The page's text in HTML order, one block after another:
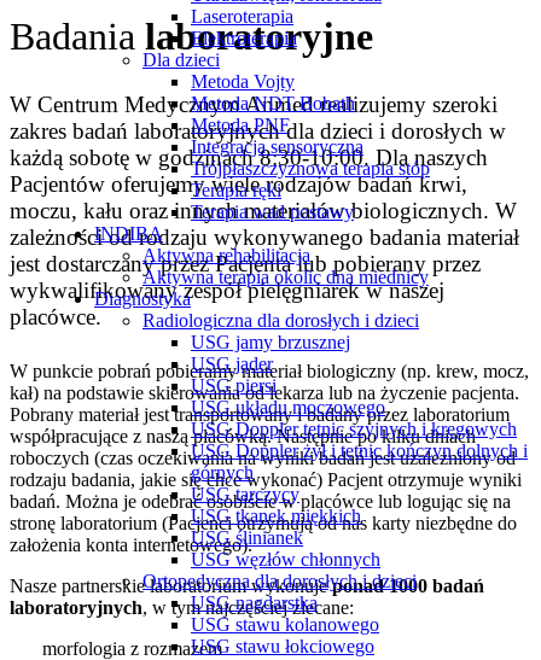
Laseroterapia
Elektroterapia
Dla dzieci
Metoda Vojty
Metoda NDT Bobath
Metoda PNF
Integracja sensoryczna
Trójpłaszczyznowa terapia stóp
Terapia ręki
Terapia wad postawy
INDIBA
Aktywna rehabilitacja
Aktywna terapia okolic dna miednicy
Diagnostyka
Radiologiczna dla dorosłych i dzieci
USG jamy brzusznej
USG jąder
USG piersi
USG układu moczowego
USG Doppler tętnic szyjnych i kręgowych
USG Doppler żył i tętnic kończyn dolnych i
górnych
USG tarczycy
USG tkanek miękkich
USG ślinianek
USG węzłów chłonnych
Ortopedyczna dla dorosłych i dzieci
USG nagdarstka
USG stawu kolanowego
USG stawu łokciowego
Badania laboratoryjne
W Centrum Medycznym Anmed realizujemy szeroki
zakres badań laboratoryjnych dla dzieci i dorosłych w
każdą sobotę w godzinach 8:30-10:00. Dla naszych
Pacjentów oferujemy wiele rodzajów badań krwi,
moczu, kału oraz innych materiałów biologicznych. W
zależności od rodzaju wykonywanego badania materiał
jest dostarczany przez Pacjenta lub pobierany przez
wykwalifikowany zespół pielęgniarek w naszej
placówce.
W punkcie pobrań pobieramy materiał biologiczny (np. krew, mocz,
kał) na podstawie skierowania od lekarza lub na życzenie pacjenta.
Pobrany materiał jest transportowany i badany przez laboratorium
współpracujące z naszą placówką. Następnie po kilku dniach
roboczych (czas oczekiwania na wyniki badań jest uzależniony od
rodzaju badania, jakie się chce wykonać) Pacjent otrzymuje wyniki
badań. Można je odebrać osobiście w placówce lub logując się na
stronę laboratorium (Pacjenci otrzymują od nas karty niezbędne do
założenia konta internetowego).
Nasze partnerskie laboratorium wykonujeponad 1000 badań
laboratoryjnych, w tym najczęściej zlecane:
morfologia z rozmazem